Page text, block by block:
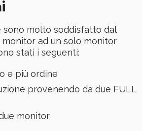
sono molto soddisfatto dal
monitor ad un solo monitor
stati i seguenti:
e più ordine
provenendo da due FULL
monitor